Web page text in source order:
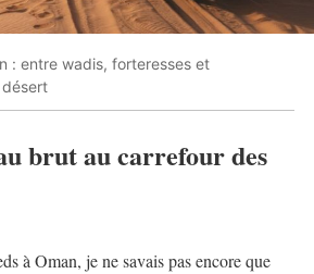
: entre wadis, forteresses et
brut au carrefour des
à Oman, je ne savais pas encore que